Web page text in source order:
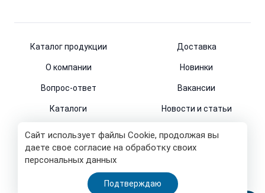
Сайт использует файлы Cookie, продолжая вы
даете свое согласие на обработку своих
персональных данных
Подтверждаю
Каталог продукции Доставка
О компании Новинки
Вопрос-ответ Вакансии
Каталоги Новости и статьи
© 2011-2026
Все права защищены